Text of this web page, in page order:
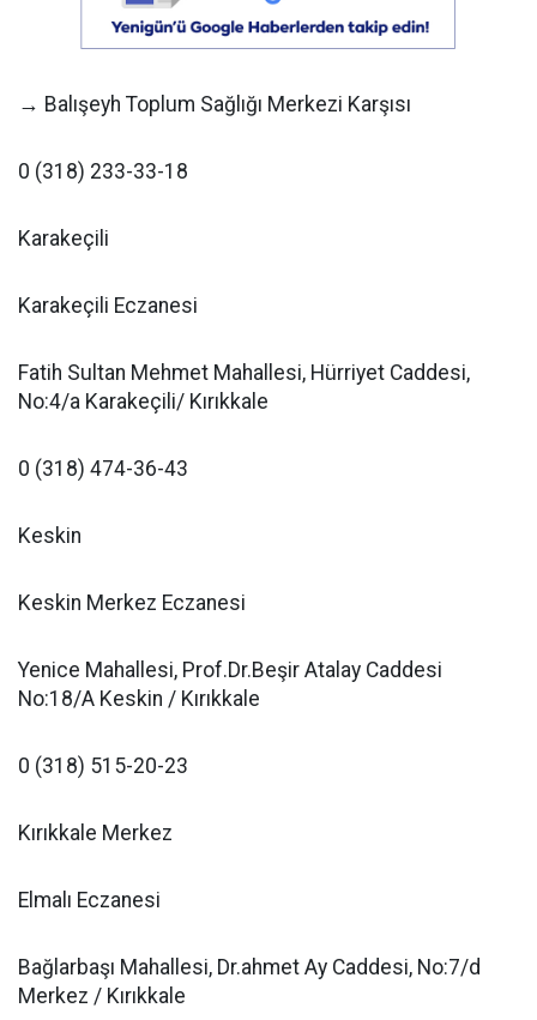
→ Balışeyh Toplum Sağlığı Merkezi Karşısı
0 (318) 233-33-18
Karakeçili
Karakeçili Eczanesi
Fatih Sultan Mehmet Mahallesi, Hürriyet Caddesi,
No:4/a Karakeçili/ Kırıkkale
0 (318) 474-36-43
Keskin
Keskin Merkez Eczanesi
Yenice Mahallesi, Prof.Dr.Beşir Atalay Caddesi
No:18/A Keskin / Kırıkkale
0 (318) 515-20-23
Kırıkkale Merkez
Elmalı Eczanesi
Bağlarbaşı Mahallesi, Dr.ahmet Ay Caddesi, No:7/d
Merkez / Kırıkkale